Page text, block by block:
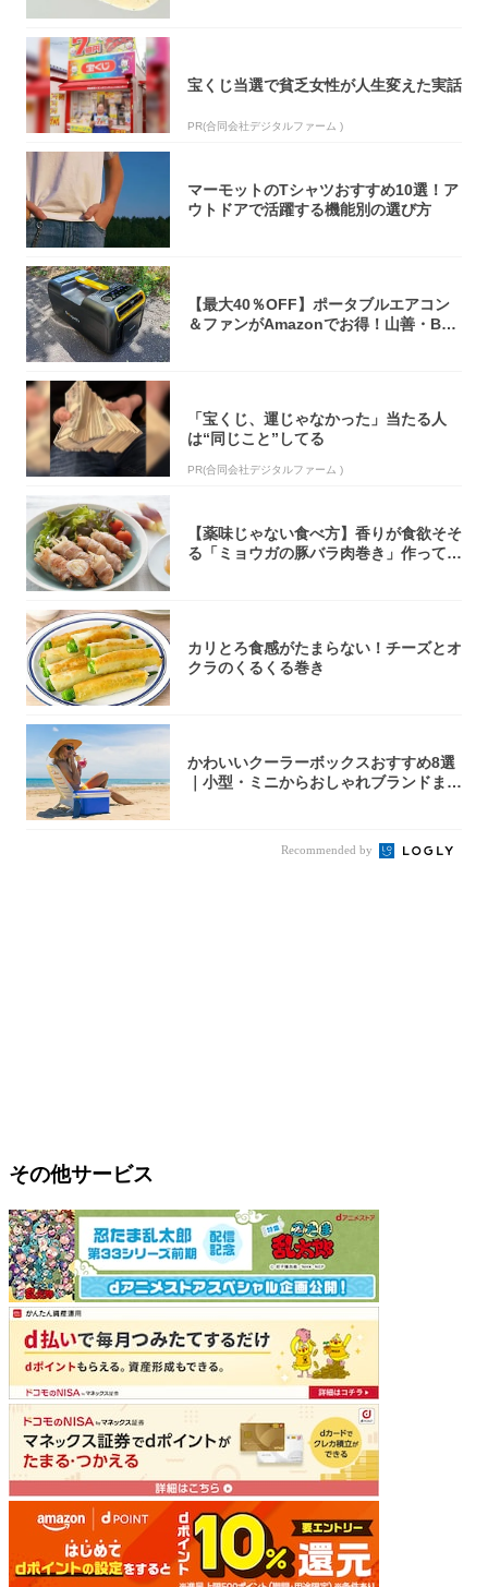
宝くじ当選で貧乏女性が人生変えた実話
PR(合同会社デジタルファーム )
マーモットのTシャツおすすめ10選！ア
ウトドアで活躍する機能別の選び方
【最大40％OFF】ポータブルエアコン
＆ファンがAmazonでお得！山善・Bo
「宝くじ、運じゃなかった」当たる人
は“同じこと”してる
PR(合同会社デジタルファーム )
【薬味じゃない食べ方】香りが食欲そそ
る「ミョウガの豚バラ肉巻き」作ってみ
カリとろ食感がたまらない！チーズとオ
クラのくるくる巻き
かわいいクーラーボックスおすすめ8選
｜小型・ミニからおしゃれブランドまで
Recommended by
その他サービス